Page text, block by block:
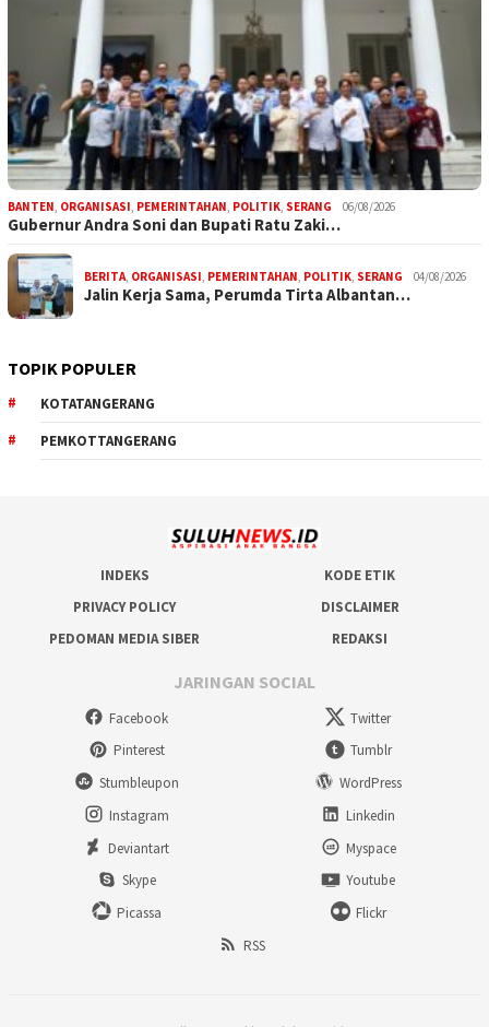
BANTEN, ORGANISASI, PEMERINTAHAN, POLITIK, SERANG 06/08/2026
Gubernur Andra Soni dan Bupati Ratu Zaki…
BERITA, ORGANISASI, PEMERINTAHAN, POLITIK, SERANG 04/08/2026
Jalin Kerja Sama, Perumda Tirta Albantan…
TOPIK POPULER
KOTATANGERANG
PEMKOTTANGERANG
INDEKS
KODE ETIK
PRIVACY POLICY
DISCLAIMER
PEDOMAN MEDIA SIBER
REDAKSI
JARINGAN SOCIAL
Facebook
Twitter
Pinterest
Tumblr
Stumbleupon
WordPress
Instagram
Linkedin
Deviantart
Myspace
Skype
Youtube
Picassa
Flickr
RSS